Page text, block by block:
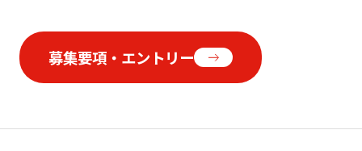
募集要項・エントリー